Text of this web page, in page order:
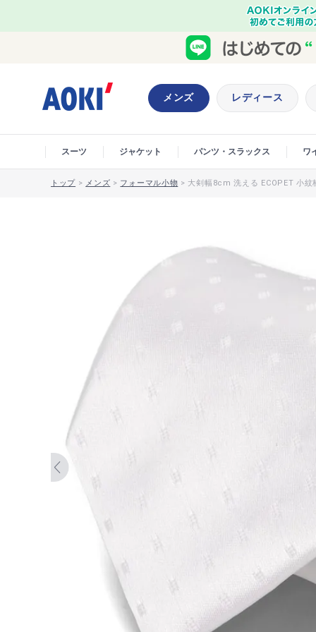
メンズ レディース
スーツ ジャケット パンツ・スラックス ワ
トップ > メンズ > フォーマル小物 > 大剣幅8cm 洗える ECOPET 小